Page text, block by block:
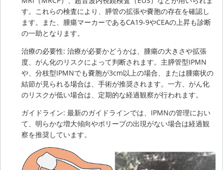
す。これらの検査により、膵管の拡張や嚢胞の存在を確認し
ます。また、腫瘍マーカーであるCA19-9やCEAの上昇も診断
の一助となります。
治療の必要性: 治療が必要かどうかは、腫瘍の大きさや拡張
度、がん化のリスクによって判断されます。主膵管型IPMN
や、分枝型IPMNでも嚢胞が3cm以上の場合、または腫瘍状の
結節が見られる場合は、手術が推奨されます。一方、がん化
のリスクが低い場合は、定期的な経過観察が行われます。
ガイドライン: 最新のガイドラインでは、IPMNの管理におい
て、明らかな増大傾向やポリープの出現がない場合は経過観
察を推奨しています。